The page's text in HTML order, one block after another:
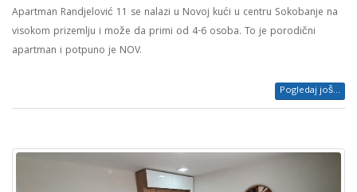
Apartman Randjelović 11 se nalazi u Novoj kući u centru Sokobanje na
visokom prizemlju i može da primi od 4-6 osoba. To je porodični
apartman i potpuno je NOV.
Pogledaj još...